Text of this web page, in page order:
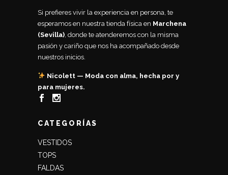
Si prefieres vivir la experiencia en persona, te
esperamos en nuestra tienda física en Marchena
(Sevilla) , donde te atenderemos con la misma
pasión y cariño que nos ha acompañado desde
nuestros inicios.
Nicolett — Moda con alma, hecha por y
para mujeres.
CATEGORÍAS
VESTIDOS
TOPS
FALDAS